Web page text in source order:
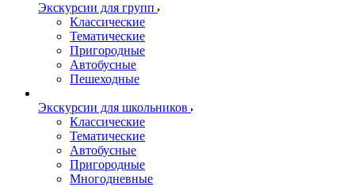
Экскурсии для групп
Классические
Тематические
Пригородные
Автобусные
Пешеходные
Экскурсии для школьников
Классические
Тематические
Автобусные
Пригородные
Многодневные